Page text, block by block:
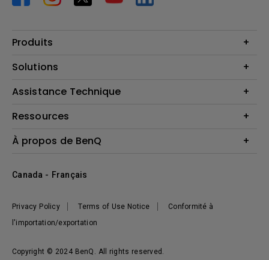
Produits
Vidéoprojecteurs
Éclairage
Haut-parleur
Solutions
Business Display
Assistance Technique
Contactez-nous
Recycling
Ressources
Centre de connaissances
À propos de BenQ
Développement durable
Copyright © 2024 BenQ. All rights reserved.
Privacy Policy Terms of Use Notice
Conformité à
l'importation/exportation
Canada - Français